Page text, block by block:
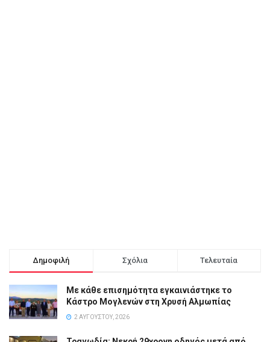
Δημοφιλή Σχόλια Τελευταία
Με κάθε επισημότητα εγκαινιάστηκε το
Κάστρο Μογλενών στη Χρυσή Αλμωπίας
2 ΑΥΓΟΎΣΤΟΥ, 2026